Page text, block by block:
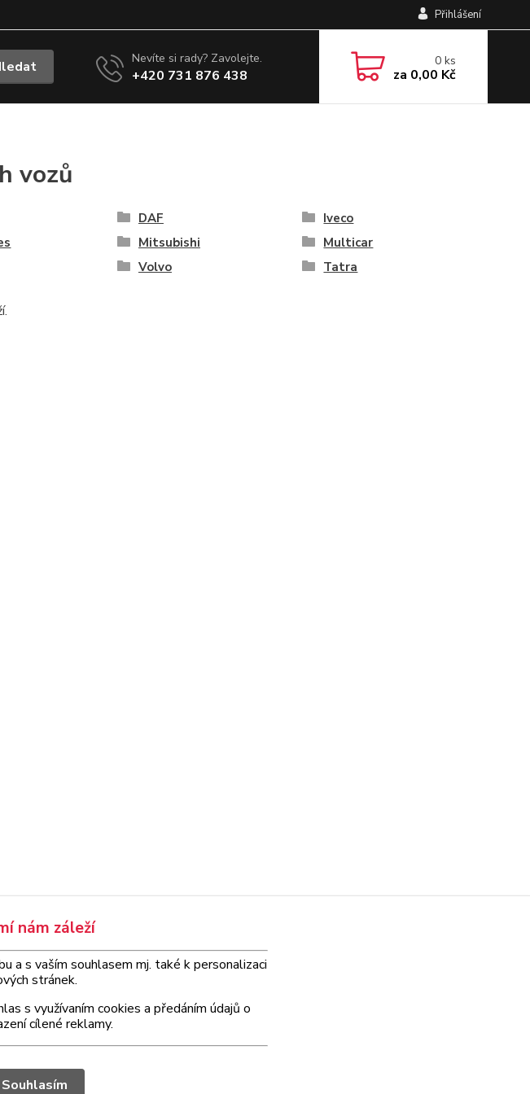
Přihlášení
Nevíte si rady? Zavolejte.
+420 731 876 438
0ks
za 0,00 Kč
vozů
DAF
Iveco
Mitsubishi
Multicar
Volvo Tatra
nám záleží
a s vaším souhlasem mj. také k personalizaci
stránek.
s využívaním cookies a předáním údajů o
cílené reklamy.
Souhlasím